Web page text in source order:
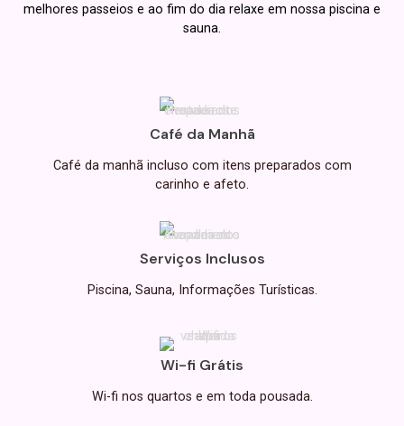
melhores passeios e ao fim do dia relaxe em nossa piscina e
sauna.
Café da Manhã
Café da manhã incluso com itens preparados com
carinho e afeto.
Serviços Inclusos
Piscina, Sauna, Informações Turísticas.
Wi-fi Grátis
Wi-fi nos quartos e em toda pousada.